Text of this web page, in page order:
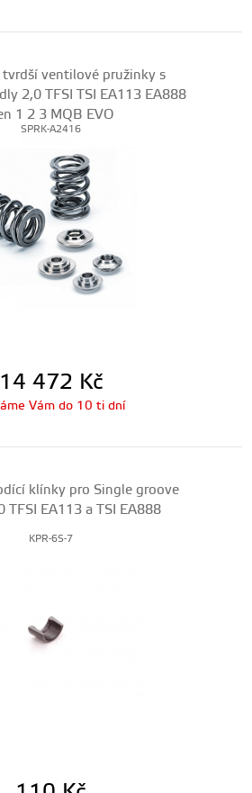
tvrdší ventilové pružinky s
2,0 TFSI TSI EA113 EA888
1 2 3 MQB EVO
SPRK-A2416
14 472 Kč
Vám do 10 ti dní
klínky pro Single groove
TFSI EA113 a TSI EA888
KPR-6S-7